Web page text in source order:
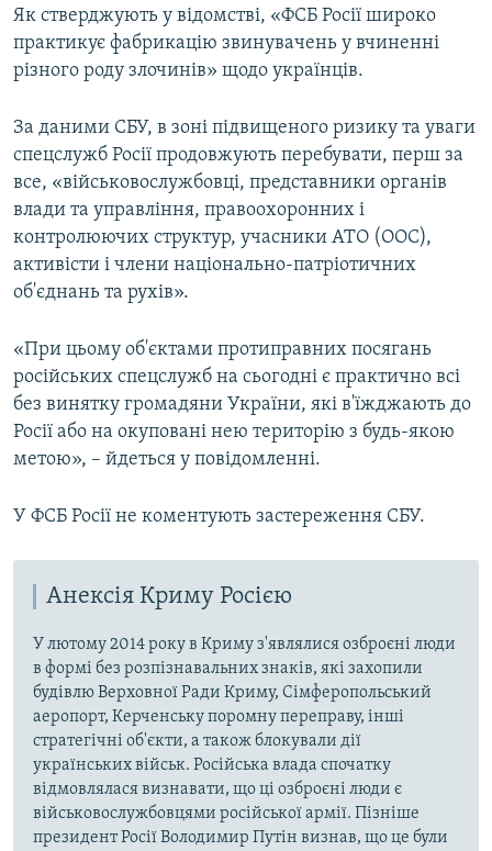
ВІДЕОУРОКИ «ELIFBE»
СВІДЧЕННЯ ОКУПАЦІЇ
ІНФОГРАФІКА
Русский
ДОЛУЧАЙСЯ!
Усі сайти RFE/RL
Як стверджують у відомстві, «ФСБ Росії широко
практикує фабрикацію звинувачень у вчиненні
різного роду злочинів» щодо українців.
За даними СБУ, в зоні підвищеного ризику та уваги
спецслужб Росії продовжують перебувати, перш за
все, «військовослужбовці, представники органів
влади та управління, правоохоронних і
контролюючих структур, учасники АТО (ООС),
активісти і члени національно-патріотичних
об'єднань та рухів».
«При цьому об'єктами протиправних посягань
російських спецслужб на сьогодні є практично всі
без винятку громадяни України, які в'їжджають до
Росії або на окуповані нею територію з будь-якою
метою», – йдеться у повідомленні.
У ФСБ Росії не коментують застереження СБУ.
Анексія Криму Росією
У лютому 2014 року в Криму з'являлися озброєні люди
в формі без розпізнавальних знаків, які захопили
будівлю Верховної Ради Криму, Сімферопольський
аеропорт, Керченську поромну переправу, інші
стратегічні об'єкти, а також блокували дії
українських військ. Російська влада спочатку
відмовлялася визнавати, що ці озброєні люди є
військовослужбовцями російської армії. Пізніше
президент Росії Володимир Путін визнав, що це були